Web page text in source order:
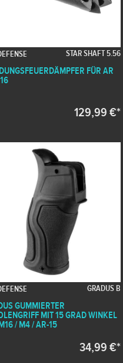
STAR SHAFT 5.56
FÜR AR
129,99 €*
GRADUS B
GUMMIERTER
MIT 15 GRAD WINKEL
/ M4 / AR-15
34,99 €*